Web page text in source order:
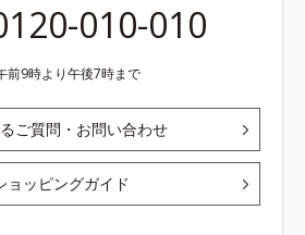
010-010
前9時より午後7時まで
ご質問・お問い合わせ
ョッピングガイド